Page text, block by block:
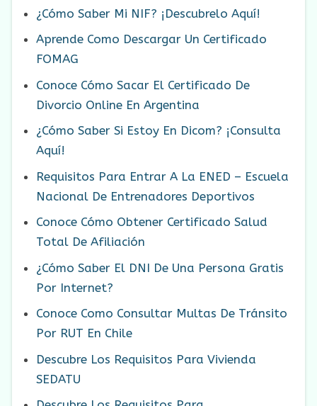
¿Cómo Saber Mi NIF? ¡Descubrelo Aquí!
Aprende Como Descargar Un Certificado
FOMAG
Conoce Cómo Sacar El Certificado De
Divorcio Online En Argentina
¿Cómo Saber Si Estoy En Dicom? ¡Consulta
Aquí!
Requisitos Para Entrar A La ENED – Escuela
Nacional De Entrenadores Deportivos
Conoce Cómo Obtener Certificado Salud
Total De Afiliación
¿Cómo Saber El DNI De Una Persona Gratis
Por Internet?
Conoce Como Consultar Multas De Tránsito
Por RUT En Chile
Descubre Los Requisitos Para Vivienda
SEDATU